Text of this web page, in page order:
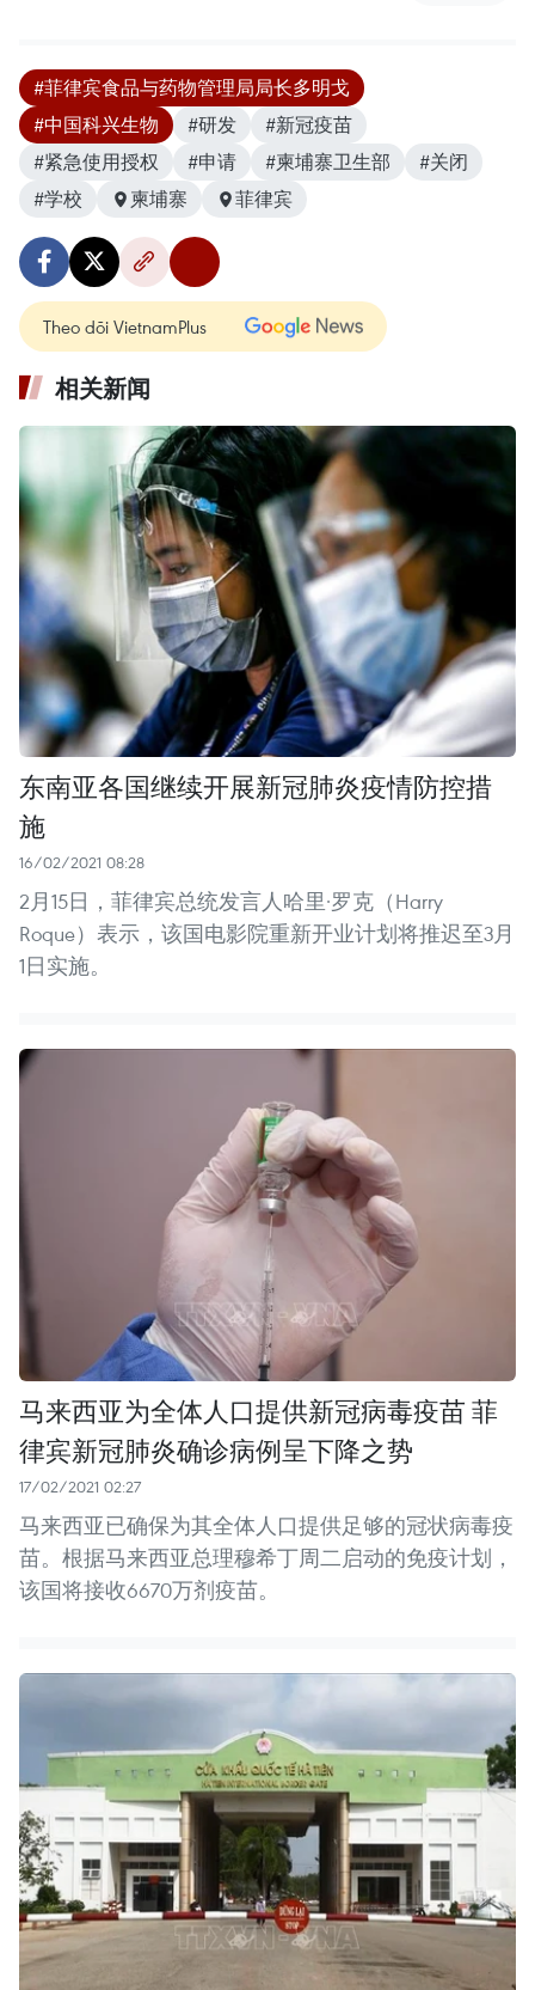
#菲律宾食品与药物管理局局长多明戈
#中国科兴生物
#研发
#新冠疫苗
#紧急使用授权
#申请 #柬埔寨卫生部
#关闭
#学校
柬埔寨 菲律宾
Theo dõi VietnamPlus
相关新闻
东南亚各国继续开展新冠肺炎疫情防控措
施
16/02/2021 08:28
2月15日，菲律宾总统发言人哈里·罗克（Harry
Roque）表示，该国电影院重新开业计划将推迟至3月
1日实施。
马来西亚为全体人口提供新冠病毒疫苗 菲
律宾新冠肺炎确诊病例呈下降之势
17/02/2021 02:27
马来西亚已确保为其全体人口提供足够的冠状病毒疫
苗。根据马来西亚总理穆希丁周二启动的免疫计划，
该国将接收6670万剂疫苗。